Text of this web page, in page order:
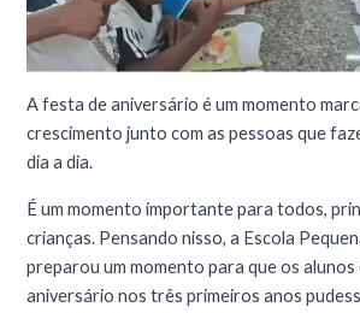
A festa de aniversário é um momento
crescimento junto com as pessoas que
dia a dia.
É um momento importante para todos,
crianças. Pensando nisso, a Escola
preparou um momento para que os alunos
aniversário nos três primeiros anos